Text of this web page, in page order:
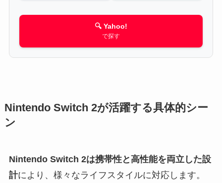
🔍 Yahoo!
で探す
Nintendo Switch 2が活躍する具体的シー
ン
Nintendo Switch 2は携帯性と高性能を両立した設
計により、様々なライフスタイルに対応します。